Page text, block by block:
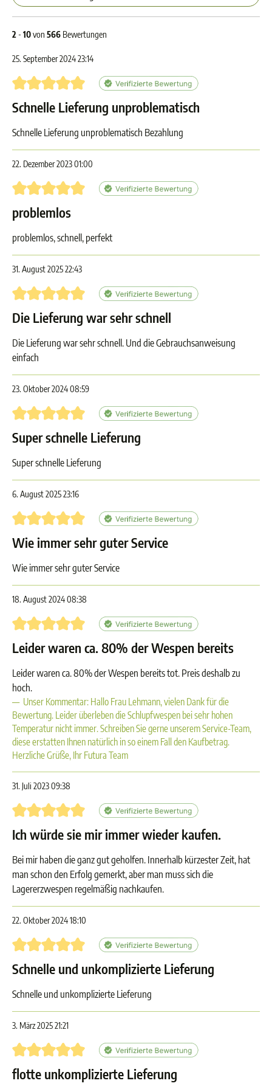
2 - 10von 566 Bewertungen
25. September 2024 23:14
Bewertung mit 5 von 5 Sternen
Schnelle Lieferung unproblematisch
Schnelle Lieferung unproblematisch Bezahlung
22. Dezember 2023 01:00
Bewertung mit 5 von 5 Sternen
problemlos
problemlos, schnell, perfekt
31. August 2025 22:43
Bewertung mit 5 von 5 Sternen
Die Lieferung war sehr schnell
Die Lieferung war sehr schnell. Und die Gebrauchsanweisung
einfach
23. Oktober 2024 08:59
Bewertung mit 5 von 5 Sternen
Super schnelle Lieferung
Super schnelle Lieferung
6. August 2025 23:16
Bewertung mit 5 von 5 Sternen
Wie immer sehr guter Service
Wie immer sehr guter Service
18. August 2024 08:38
Bewertung mit 5 von 5 Sternen
Leider waren ca. 80% der Wespen bereits
Leider waren ca. 80% der Wespen bereits tot. Preis deshalb zu
hoch.
Unser Kommentar: Hallo Frau Lehmann, vielen Dank für die
Bewertung. Leider überleben die Schlupfwespen bei sehr hohen
Temperatur nicht immer. Schreiben Sie gerne unserem Service-Team,
diese erstatten Ihnen natürlich in so einem Fall den Kaufbetrag.
Herzliche Grüße, Ihr Futura Team
31. Juli 2023 09:38
Bewertung mit 5 von 5 Sternen
Ich würde sie mir immer wieder kaufen.
Bei mir haben die ganz gut geholfen. Innerhalb kürzester Zeit, hat
man schon den Erfolg gemerkt, aber man muss sich die
Lagererzwespen regelmäßig nachkaufen.
22. Oktober 2024 18:10
Bewertung mit 5 von 5 Sternen
Schnelle und unkomplizierte Lieferung
Schnelle und unkomplizierte Lieferung
3. März 2025 21:21
Bewertung mit 5 von 5 Sternen
flotte unkomplizierte Lieferung